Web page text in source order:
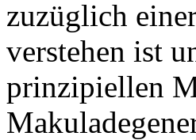
zuzüglich
verstehen ist
prinzipiellen